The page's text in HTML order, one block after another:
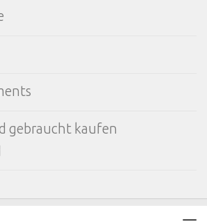
gebraucht kaufen